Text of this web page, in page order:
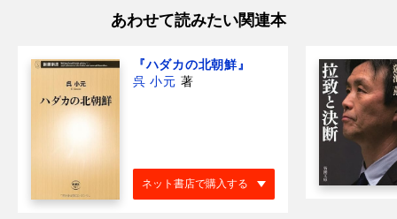
あわせて読みたい関連本
『ハダカの北朝鮮』
呉 小元 著
ネット書店で購入する